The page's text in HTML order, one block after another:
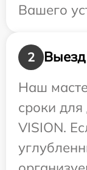
Вашего
2
Наш
сроки для
VISION.